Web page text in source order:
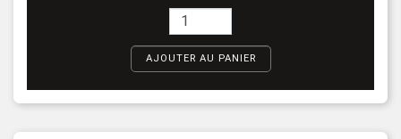
AJOUTER AU PANIER